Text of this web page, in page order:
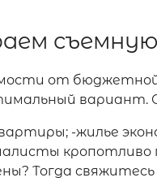
от
вариант.
-жилье
кропотливо
Тогда